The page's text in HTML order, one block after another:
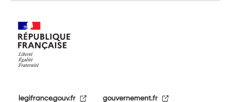
legifrance.gouv.fr gouvernement.fr